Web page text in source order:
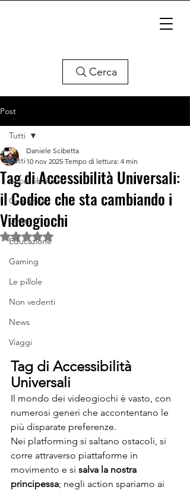
Cerca
Post
Tutti
Accessibilità
Comunità
Diritti
Educazione
Gaming
Le pillole
Non vedenti
News
Viaggi
Tutti
Tag di Accessibilità Universali:
il Codice che sta cambiando i
Videogiochi
Daniele Scibetta
10 nov 2025 Tempo di lettura: 4 min
Valutazione NaN stelle su 5.
Tag di Accessibilità
Universali
Il mondo dei videogiochi è vasto, con
numerosi generi che accontentano le
più disparate preferenze.
Nei platforming si saltano ostacoli, si
corre attraverso piattaforme in
movimento e si salva la nostra
principessa; negli action spariamo ai